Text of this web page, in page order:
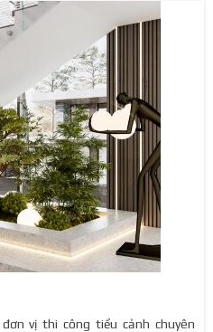
vị thi công tiểu cảnh chuyên